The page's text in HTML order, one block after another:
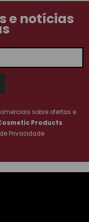
e notícias
sobre ofertas e
Products.
Privacidade